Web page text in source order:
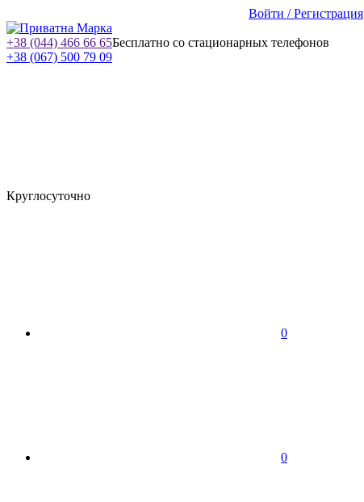
Войти / Регистрация
+38 (044) 466 66 65Бесплатно со стационарных телефонов
+38 (067) 500 79 09
Круглосуточно
0
0